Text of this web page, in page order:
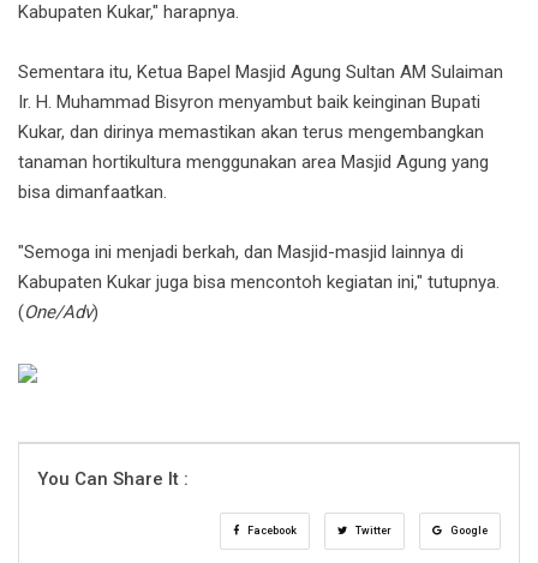
Kabupaten Kukar," harapnya.
Sementara itu, Ketua Bapel Masjid Agung Sultan AM Sulaiman
Ir. H. Muhammad Bisyron menyambut baik keinginan Bupati
Kukar, dan dirinya memastikan akan terus mengembangkan
tanaman hortikultura menggunakan area Masjid Agung yang
bisa dimanfaatkan.
"Semoga ini menjadi berkah, dan Masjid-masjid lainnya di
Kabupaten Kukar juga bisa mencontoh kegiatan ini," tutupnya.
(One/Adv)
You Can Share It :
Facebook Twitter Google